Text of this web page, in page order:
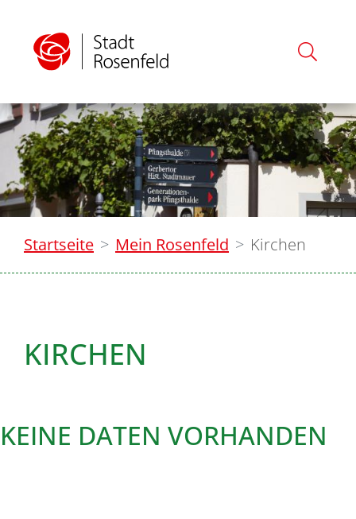
Startseite Mein Rosenfeld Kirchen
KIRCHEN
KEINE DATEN VORHANDEN